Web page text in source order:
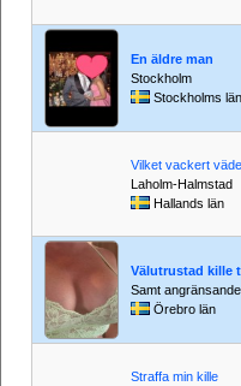
En äldre man
Stockholm
Stockholms län
Vilket vackert
Laholm-Halmstad
Hallands län
Välutrustad kille
Samt angränsande
Örebro län
Straffa min kille